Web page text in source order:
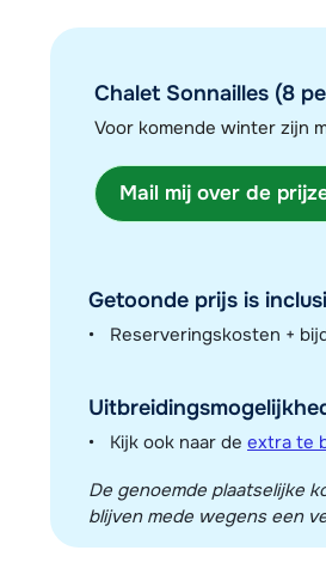
Chalet Sonnailles (8
Voor komende winter zijn
Mail mij over de
Getoonde prijs is
Reserveringskosten +
Kijk ook naar de extra te
De genoemde plaatselijke
blijven mede wegens een